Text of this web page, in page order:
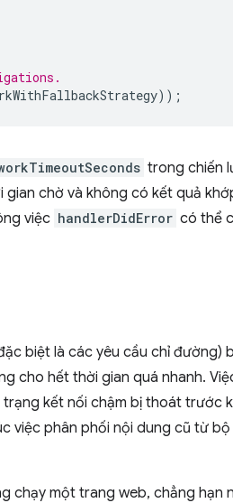
));
trong chiến
chờ và không có kết quả
việc handlerDidError có thể
biệt là các yêu cầu chỉ đường)
cho hết thời gian quá nhanh.
kết nối chậm bị thoát trước
việc phân phối nội dung cũ từ
chạy một trang web, chẳng hạn